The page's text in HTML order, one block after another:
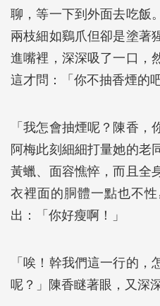
聊，等一下到外面去吃飯
兩枝細如鷄爪但卻是塗著
進嘴裡，深深吸了一口，
這才問：「你不抽香煙的
「我怎會抽煙呢？陳香，
阿梅此刻細細打量她的老
黃蠟、面容憔悴，而且全
衣裡面的胴體一點也不
出：「你好瘦啊！」
「唉！幹我們這一行的
呢？」陳香瞇著眼，又深